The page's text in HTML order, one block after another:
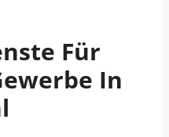
Für
In